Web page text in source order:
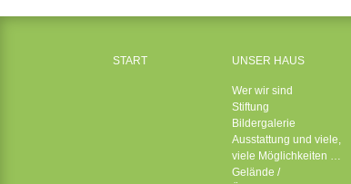
START UNSER HAUS
Wer wir sind
Stiftung
Bildergalerie
Ausstattung und viele,
viele Möglichkeiten …
Gelände /